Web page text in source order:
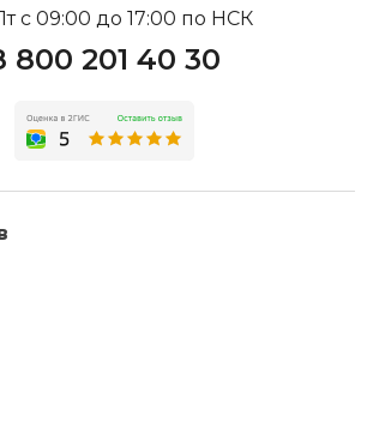
с 09:00 до 17:00 по НСК
800 201 40 30